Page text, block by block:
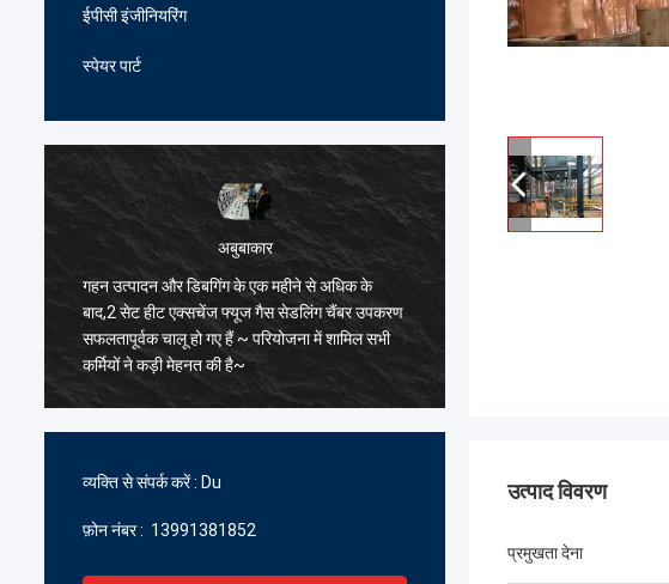
ईपीसी इंजीनियरिंग
स्पेयर पार्ट
अबुबाकार
गहन उत्पादन और डिबगिंग के एक महीने से अधिक के
बाद,2 सेट हीट एक्सचेंज फ्यूज गैस सेडलिंग चैंबर उपकरण
सफलतापूर्वक चालू हो गए हैं ~ परियोजना में शामिल सभी
कर्मियों ने कड़ी मेहनत की है~
व्यक्ति से संपर्क करें : Du
फ़ोन नंबर : 13991381852
उत्पाद विवरण
प्रमुखता देना